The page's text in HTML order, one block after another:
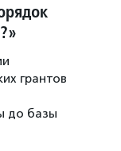
грантов
до базы